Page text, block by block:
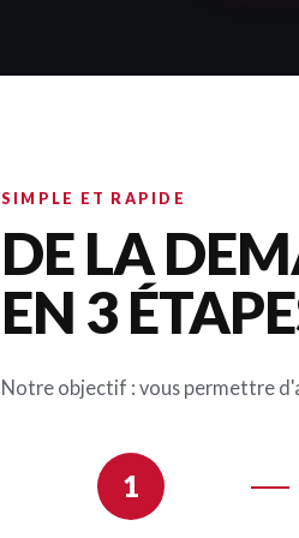
SIMPLE ET RAPIDE
DE LA
EN 3
Notre objectif : vous permettre
1